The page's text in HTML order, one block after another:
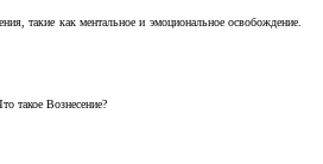
такие как ментальное и эмоциональное освобождение.
такое Вознесение?